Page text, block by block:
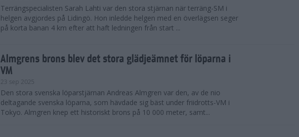
Terrängspecialisten Sarah Lahti var den stora stjärnan när terräng-SM i
helgen avgjordes på Lidingö. Hon inledde helgen med en överlägsen seger
på korta banan 4 km efter att haft ledningen från start ...
Almgrens brons blev det stora glädjeämnet för löparna i
VM
23 sep 2025
Den stora svenska löparstjärnan Andreas Almgren var den, av de nio
deltagande svenska löparna, som hävdade sig bäst under friidrotts-VM i
Tokyo. Almgren knep ett historiskt brons på 10 000 meter, samt...